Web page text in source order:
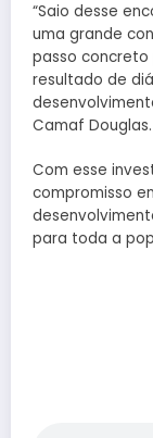
“Saio desse
uma grande
passo concreto
resultado de
Camaf Douglas.
Com esse
compromisso
para toda a